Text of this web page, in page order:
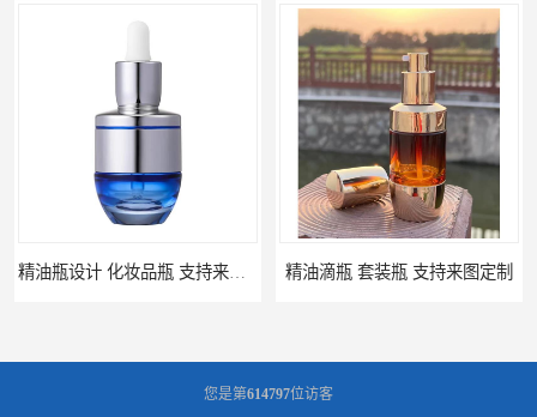
精油滴瓶 套装瓶 支持来图定制
您是第614797位访客